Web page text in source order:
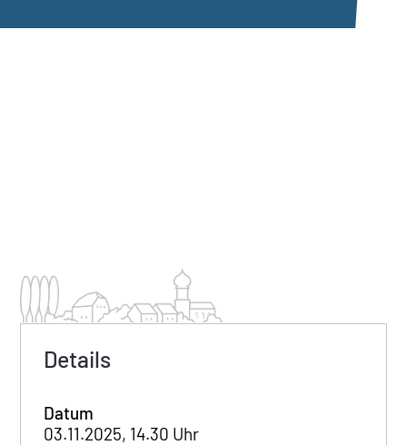
Details
Datum
03.11.2025, 14.30 Uhr